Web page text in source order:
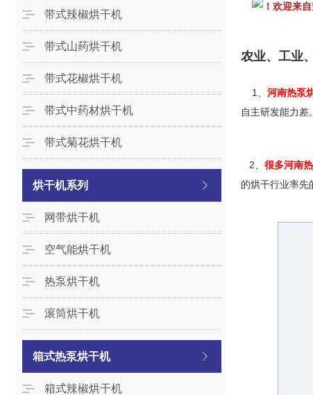
带式辣椒烘干机
带式山药烘干机
带式花椒烘干机
带式中药材烘干机
带式菊花烘干机
烘干机系列
网带烘干机
空气能烘干机
热泵烘干机
滚筒烘干机
箱式热泵烘干机
箱式辣椒烘干机
！欢迎来
农业、工业
1、 河南热泵
自主研发能力差
2、 很多河南
的烘干行业率先